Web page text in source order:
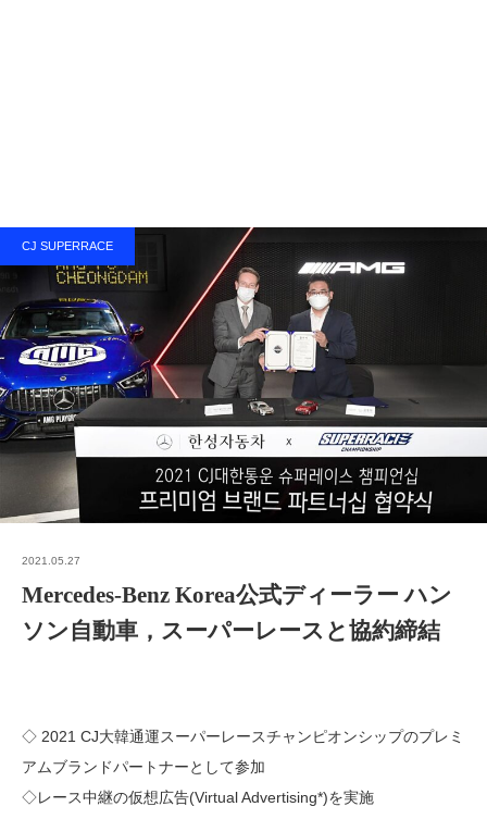
CJ SUPERRACE
2021.05.27
Mercedes-Benz Korea公式ディーラー ハン
ソン自動車，スーパーレースと協約締結
◇ 2021 CJ大韓通運スーパーレースチャンピオンシップのプレミ
アムブランドパートナーとして参加
◇レース中継の仮想広告(Virtual Advertising*)を実施